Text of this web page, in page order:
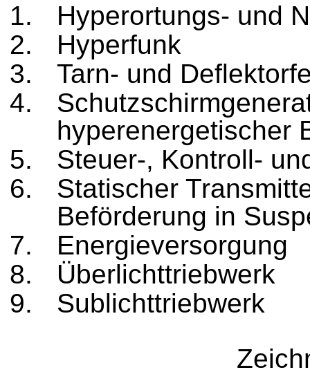
Hyperortungs- und
Hyperfunk
Tarn- und
hyperenergetischer
Steuer-, Kontroll-
Statischer
Beförderung in
Energieversorgung
Überlichttriebwerk
Sublichttriebwerk